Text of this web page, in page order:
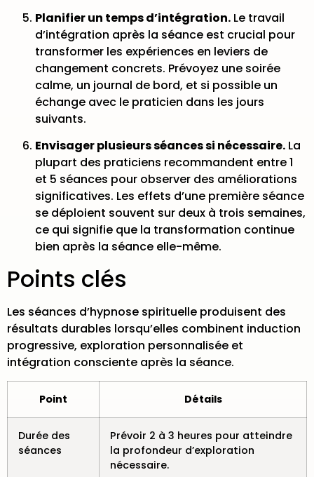
Planifier un temps d’intégration. Le travail
d’intégration après la séance est crucial pour
transformer les expériences en leviers de
changement concrets. Prévoyez une soirée
calme, un journal de bord, et si possible un
échange avec le praticien dans les jours
suivants.
Envisager plusieurs séances si nécessaire. La
plupart des praticiens recommandent entre 1
et 5 séances pour observer des améliorations
significatives. Les effets d’une première séance
se déploient souvent sur deux à trois semaines,
ce qui signifie que la transformation continue
bien après la séance elle-même.
Points clés
Les séances d’hypnose spirituelle produisent des
résultats durables lorsqu’elles combinent induction
progressive, exploration personnalisée et
intégration consciente après la séance.
Point Détails
Durée des
séances
Prévoir 2 à 3 heures pour atteindre
la profondeur d’exploration
nécessaire.